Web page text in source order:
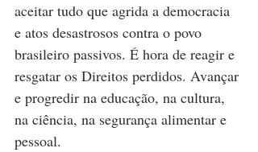
aceitar tudo que agrida a democracia
e atos desastrosos contra o povo
brasileiro passivos. É hora de reagir e
resgatar os Direitos perdidos. Avançar
e progredir na educação, na cultura,
na ciência, na segurança alimentar e
pessoal.